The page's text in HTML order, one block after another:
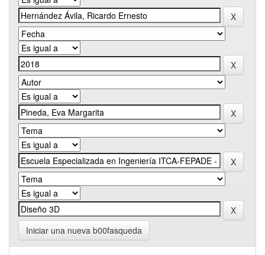
Iniciar una nueva b00fasqueda